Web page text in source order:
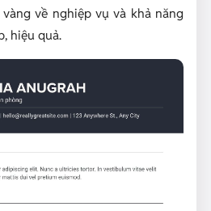
về nghiệp vụ và khả năng
hiệu quả.